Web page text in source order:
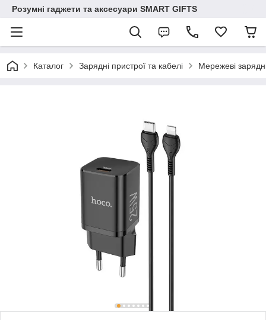
Розумні гаджети та аксесуари SMART GIFTS
Каталог Зарядні пристрої та кабелі Мережеві